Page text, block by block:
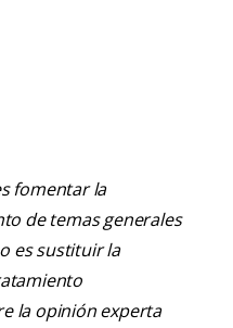
fomentar la
de temas generales
es sustituir la
la opinión experta